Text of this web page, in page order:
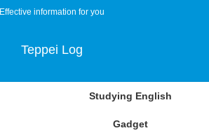
Effective information for you
Teppei Log
Studying English
Gadget